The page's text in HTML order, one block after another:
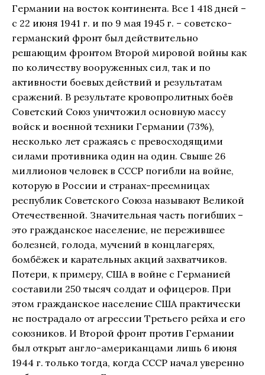
Германии на восток континента. Все 1 418 дней –
с 22 июня 1941 г. и по 9 мая 1945 г. – советско-
германский фронт был действительно
решающим фронтом Второй мировой войны как
по количеству вооруженных сил, так и по
активности боевых действий и результатам
сражений. В результате кровопролитных боёв
Советский Союз уничтожил основную массу
войск и военной техники Германии (73%),
несколько лет сражаясь с превосходящими
силами противника один на один. Свыше 26
миллионов человек в СССР погибли на войне,
которую в России и странах-преемницах
республик Советского Союза называют Великой
Отечественной. Значительная часть погибших –
это гражданское население, не пережившее
болезней, голода, мучений в концлагерях,
бомбёжек и карательных акций захватчиков.
Потери, к примеру, США в войне с Германией
составили 250 тысяч солдат и офицеров. При
этом гражданское население США практически
не пострадало от агрессии Третьего рейха и его
союзников. И Второй фронт против Германии
был открыт англо-американцами лишь 6 июня
1944 г. только тогда, когда СССР начал уверенно